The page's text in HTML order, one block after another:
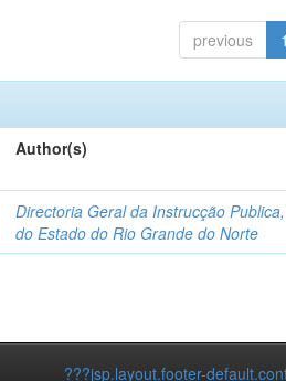
previous 1
Author(s)
Directoria Geral da Instrucção
do Estado do Rio Grande do Norte
???jsp.layout.footer-